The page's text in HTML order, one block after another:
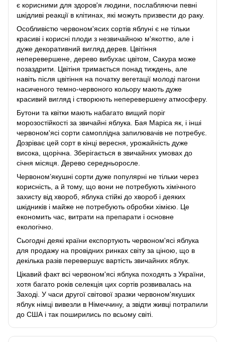
є корисними для здоров'я людини, послабляючи певні
шкідливі реакції в клітинах, які можуть призвести до раку.
Особливістю червоном'ясих сортів яблуні є не тільки
красиві і корисні плоди з незвичайною м'якоттю, але і
дуже декоративний вигляд дерев. Цвітіння
неперевершене, дерево вибухає цвітом, Сакура може
позаздрити. Цвітіня тримається понад тиждень, але
навіть після цвітіння на початку вегетації молоді пагони
насиченого темно-червоного кольору мають дуже
красивий вигляд і створюють неперевершену атмосферу.
Бутони та квітки мають набагато вищий поріг
морозостійкості за звичайні яблука. Бая Маріса як, і інші
червоном'ясі сорти самоплідна запилювачів не потребує.
Дозріває цей сорт в кінці вересня, урожайність дуже
висока, щорічна. Зберігається в звичайних умовах до
січня місяця. Дерево середньоросле.
Червоном’якушні сорти дуже популярні не тільки через
корисність, а й тому, що вони не потребують хімічного
захисту від хвороб, яблука стійкі до хвороб і деяких
шкідників і майже не потребують обробки хімією. Це
економить час, витрати на препарати і основне
екологічно.
Сьогодні деякі країни експортують червоном'ясі яблука
для продажу на провідних ринках світу за ціною, що в
декілька разів перевершує вартість звичайних яблук.
Цікавий факт всі червоном'ясі яблука походять з України,
хотя багато років селекція цих сортів розвивалась на
Заході. У часи другої світової зразки червоном'якуших
яблук німці вивезли в Німеччину, а звідти живці потрапили
до США і так поширились по всьому світі.